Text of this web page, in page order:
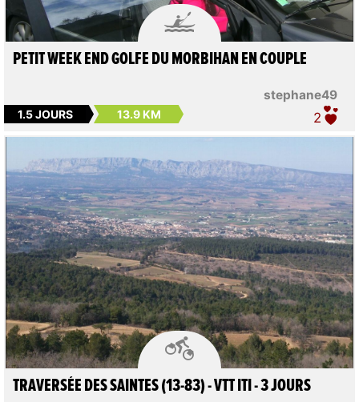

stephane49
PETIT WEEK END GOLFE DU MORBIHAN EN COUPLE
1.5 JOURS 13.9 KM 2

TRAVERSÉE DES SAINTES (13-83) - VTT ITI - 3 JOURS